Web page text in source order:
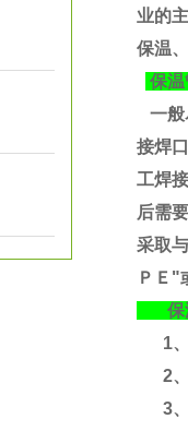
业的
保温
保
一般
接焊
工焊
后需
采取
ＰＥ"
保
1、
2、
3、